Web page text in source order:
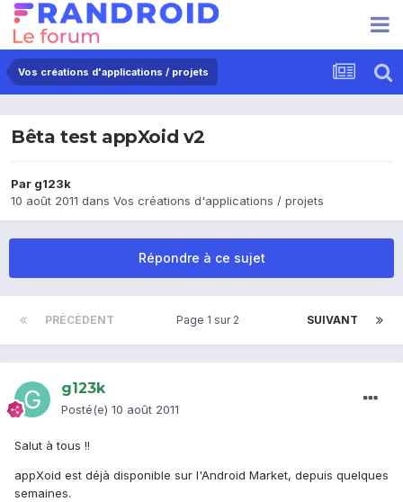
Vos créations d'applications / projets
Bêta test appXoid v2
Par g123k
10 août 2011 dans Vos créations d'applications / projets
Répondre à ce sujet
PRÉCÉDENT SUIVANT
Page 1 sur 2
g123k
Posté(e) 10 août 2011
Salut à tous !!
appXoid est déjà disponible sur l'Android Market, depuis quelques
semaines.